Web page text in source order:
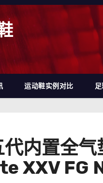
运动鞋实例对比
代内置全
XXV